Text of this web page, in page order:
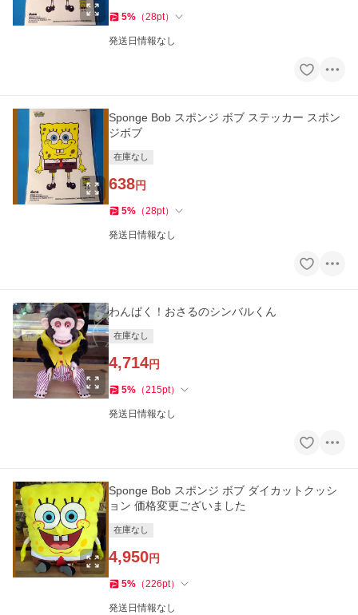
5% （28pt）
発送日情報なし
Sponge Bob スポンジ ボブ ステッカー スポン
ジボブ
在庫なし
638円
5% （28pt）
発送日情報なし
わんぱく！おさるのシンバルくん
在庫なし
4,714円
5% （215pt）
発送日情報なし
Sponge Bob スポンジ ボブ ダイカットクッシ
ョン 価格変更ございました
在庫なし
4,950円
5% （226pt）
発送日情報なし